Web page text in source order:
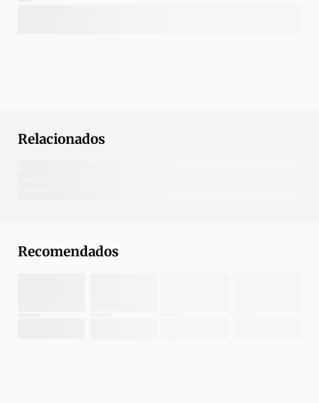
Relacionados
Recomendados